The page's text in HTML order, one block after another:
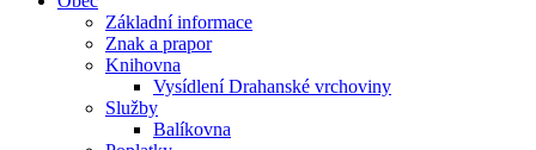
Základní informace
Znak a prapor
Knihovna
Vysídlení Drahanské vrchoviny
Služby
Balíkovna